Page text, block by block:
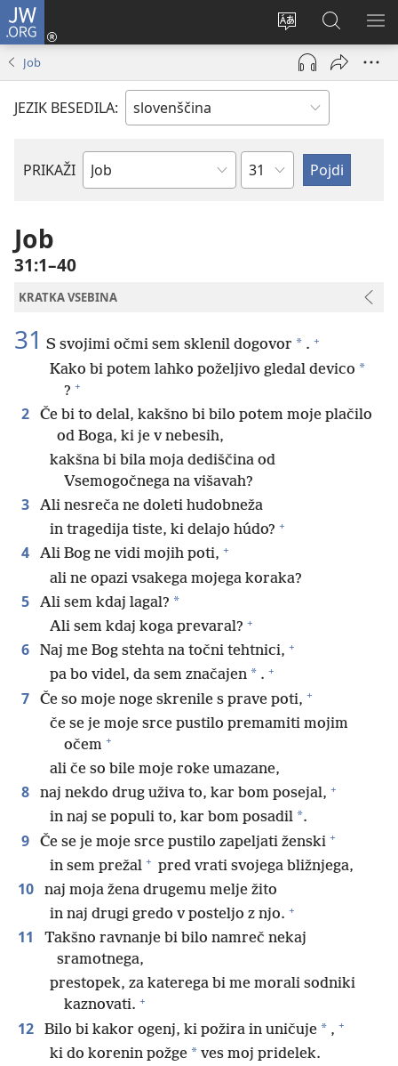
JW.ORG
Spremeni
jezik
spletnega
mesta
Prijava
(odpre
okno)
Iskanje
po
JW.ORG
Job
JEZIK BESEDILA:
PRIKAŽI
Po
Poglavje
Job
31:1–40
KRATKA VSEBINA
31 S svojimi očmi sem sklenil dogovor * . +
Kako bi potem lahko poželjivo gledal devico *
? +
2
Če bi to delal, kakšno bi bilo potem moje plačilo
od Boga, ki je v nebesih,
kakšna bi bila moja dediščina od
Vsemogočnega na višavah?
3
Ali nesreča ne doleti hudobneža
in tragedija tiste, ki delajo húdo? +
4 Ali Bog ne vidi mojih poti, +
ali ne opazi vsakega mojega koraka?
5 Ali sem kdaj lagal? *
Ali sem kdaj koga prevaral? +
6 Naj me Bog stehta na točni tehtnici, +
pa bo videl, da sem značajen * . +
7 Če so moje noge skrenile s prave poti, +
če se je moje srce pustilo premamiti mojim
očem +
ali če so bile moje roke umazane,
8 naj nekdo drug uživa to, kar bom posejal, +
in naj se populi to, kar bom posadil *.
9 Če se je moje srce pustilo zapeljati ženski +
in sem prežal + pred vrati svojega bližnjega,
10
naj moja žena drugemu melje žito
in naj drugi gredo v posteljo z njo. +
11
Takšno ravnanje bi bilo namreč nekaj
sramotnega,
prestopek, za katerega bi me morali sodniki
kaznovati. +
12 Bilo bi kakor ogenj, ki požira in uničuje * , +
ki do korenin požge * ves moj pridelek.